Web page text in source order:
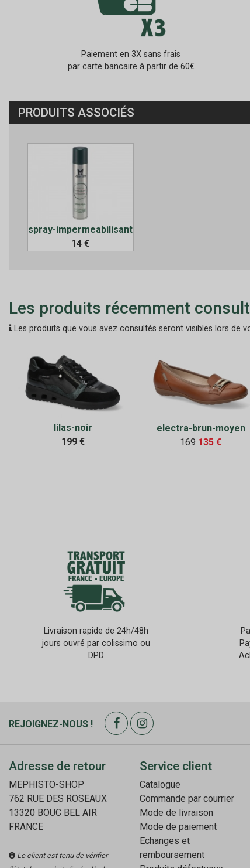
Paiement en 3X sans frais
par carte bancaire à partir de 60€
PRODUITS ASSOCIÉS
spray-impermeabilisant
14 €
Les produits récemment
Les produits que vous avez consultés seront visibles lors de
lilas-noir
199 €
electra-brun-moyen
169 135 €
Livraison rapide de 24h/48h
jours ouvré par colissimo ou
DPD
REJOIGNEZ-NOUS !
Adresse de retour
MEPHISTO-SHOP
762 RUE DES ROSEAUX
13320 BOUC BEL AIR
FRANCE
Le client est tenu de vérifier
Service client
Catalogue
Commande par courrier
Mode de livraison
Mode de paiement
Echanges et
remboursement